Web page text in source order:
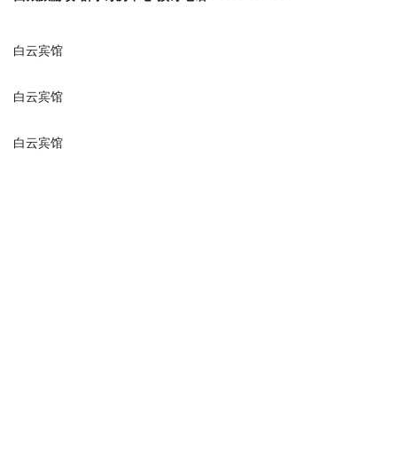
白云宾馆
白云宾馆
白云宾馆